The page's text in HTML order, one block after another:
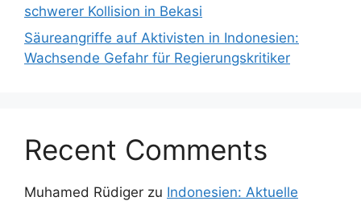
schwerer Kollision in Bekasi
Säureangriffe auf Aktivisten in Indonesien:
Wachsende Gefahr für Regierungskritiker
Recent Comments
Muhamed Rüdiger zu Indonesien: Aktuelle